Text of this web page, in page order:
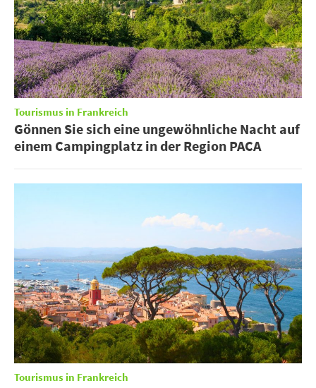
Tourismus in Frankreich
Gönnen Sie sich eine ungewöhnliche Nacht auf
einem Campingplatz in der Region PACA
Tourismus in Frankreich